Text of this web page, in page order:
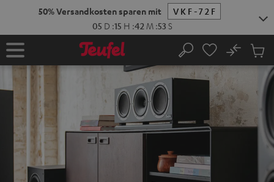
50% Versandkosten sparen mit
Startseite Suche
No